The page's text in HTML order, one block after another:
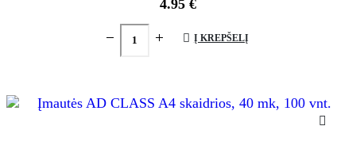
4.95 €
Į KREPŠELĮ